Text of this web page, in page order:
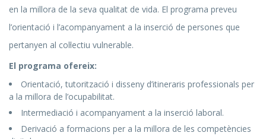
en la millora de la seva qualitat de vida. El programa preveu
l’orientació i l’acompanyament a la inserció de persones que
pertanyen al col·lectiu vulnerable.
El programa ofereix:
Orientació, tutorització i disseny d’itineraris professionals per
a la millora de l’ocupabilitat.
Intermediació i acompanyament a la inserció laboral.
Derivació a formacions per a la millora de les competències